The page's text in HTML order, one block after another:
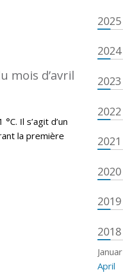
mois d’avril
Il s’agit d’un
la première
2025
2024
2023
2022
2021
2020
2019
2018
Januar
April